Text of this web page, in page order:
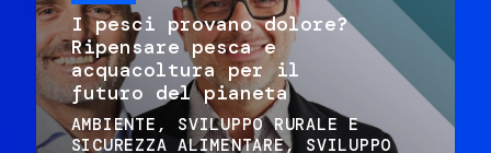
I pesci provano dolore?
Ripensare pesca e
acquacoltura per il
futuro del pianeta
AMBIENTE
SVILUPPO RURALE E
SICUREZZA ALIMENTARE
SVILUPPO